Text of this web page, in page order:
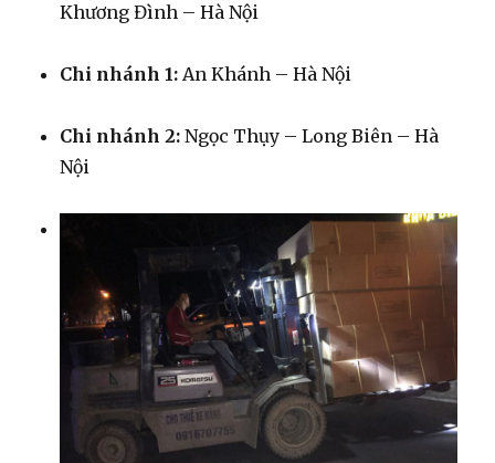
Khương Đình – Hà Nội
Chi nhánh 1: An Khánh – Hà Nội
Chi nhánh 2: Ngọc Thụy – Long Biên – Hà
Nội